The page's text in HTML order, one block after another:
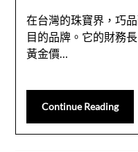
在台灣的珠寶界，巧
目的品牌。它的財務
黃金價…
Continue Reading